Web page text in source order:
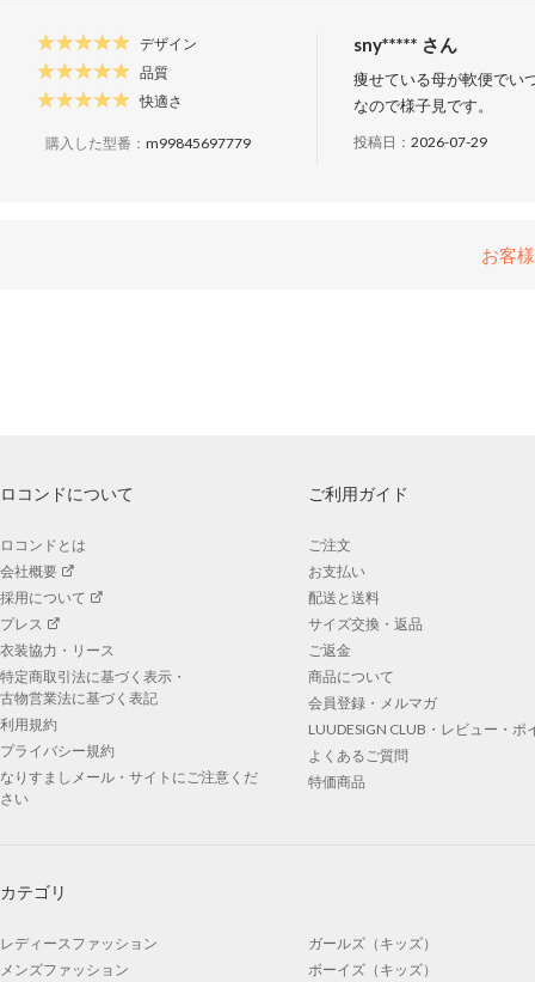
デザイン
品質
快適さ
購入した型番： m99845697779
sny***** さん
痩せている母が軟便でい
なので様子見です。
投稿日： 2026-07-29
お客
ロコンドについて
ロコンドとは
会社概要
採用について
プレス
衣装協力・リース
特定商取引法に基づく表示・
古物営業法に基づく表記
利用規約
プライバシー規約
なりすましメール・サイトにご注意くだ
さい
ご利用ガイド
ご注文
お支払い
配送と送料
サイズ交換・返品
ご返金
商品について
会員登録・メルマガ
LUUDESIGN CLUB・レビュー・ポ
よくあるご質問
特価商品
カテゴリ
レディースファッション
メンズファッション
ガールズ（キッズ）
ボーイズ（キッズ）